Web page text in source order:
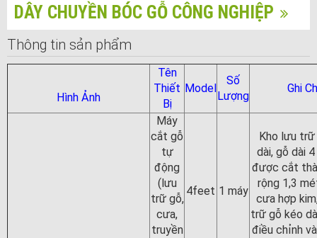
DÂY CHUYỀN BÓC GỖ CÔNG NGHIỆP
Thông tin sản phẩm
Hình Ảnh
Tên
Thiết
Bị
Model
Số
Lượng
Ghi
Máy
cắt gỗ
tự
động
(lưu
trữ gỗ,
cưa,
truyền
4feet 1 máy
Kho lưu
dài, gỗ dài
được cắt
rộng 1,3
cưa hợp
trữ gỗ kéo
điều chỉnh